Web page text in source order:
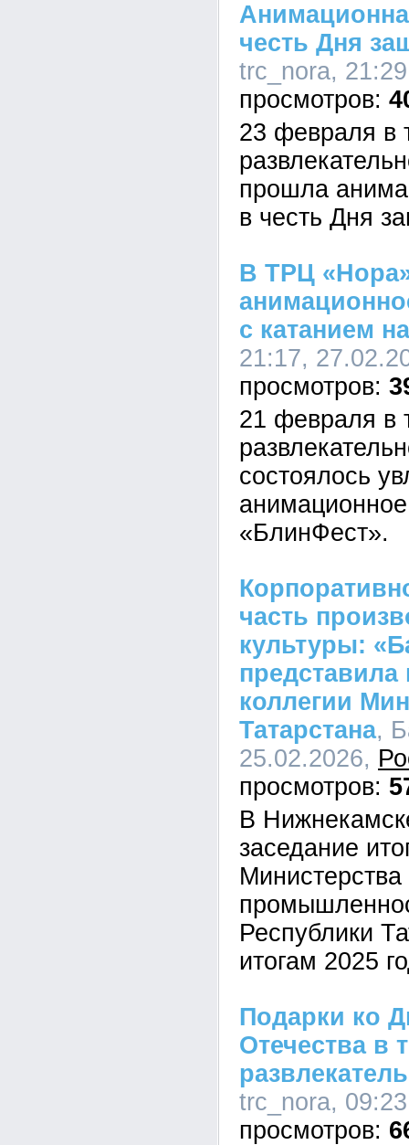
честь Дня
trc_nora,
23 февраля в
прошла
в честь Дня
В ТРЦ
с катанием
21:17,
21 февраля в
состоялось
«БлинФест».
часть
культуры:
представила
коллегии
Татарстана,
25.02.2026,
В
заседание
Министерства
Республики
итогам 2025
Подарки ко
Отечества в
trc_nora,